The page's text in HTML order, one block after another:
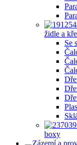
židle a
Se
boxy
Zázemí a